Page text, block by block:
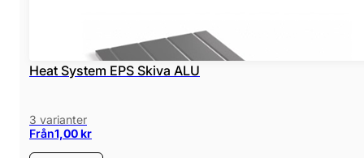
Heat System EPS Skiva ALU
3 varianter
Från1,00kr